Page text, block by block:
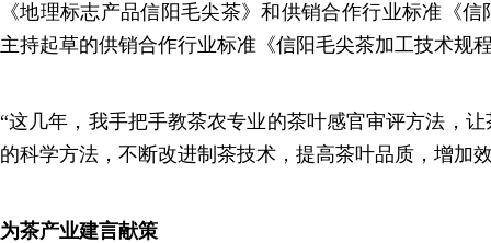
《地理标志产品信阳毛尖茶》和供销合作行业标准《
主持起草的供销合作行业标准《信阳毛尖茶加工技术规
“这几年，我手把手教茶农专业的茶叶感官审评方法，
的科学方法，不断改进制茶技术，提高茶叶品质，增加
为茶产业建言献策